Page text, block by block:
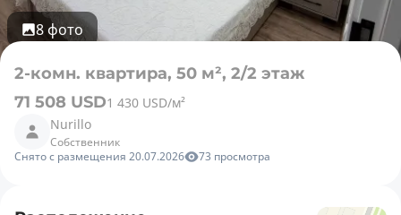
8 фото
2-комн. квартира, 50 м², 2/2 этаж
71 508 USD1 430 USD/м²
Nurillo
Собственник
Снято с размещения 20.07.2026
73 просмотра